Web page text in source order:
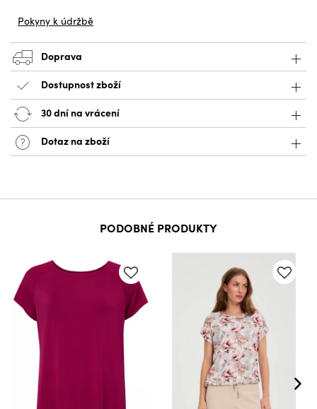
Pokyny k údržbě
Doprava
Dostupnost zboží
30 dní na vrácení
Dotaz na zboží
PODOBNÉ PRODUKTY